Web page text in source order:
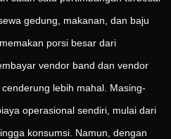
gedung, makanan, dan baju
porsi besar dari
vendor band dan vendor
lebih mahal. Masing-
operasional sendiri, mulai dari
konsumsi. Namun, dengan